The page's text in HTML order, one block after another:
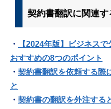
契約書翻訳に関連す
・
【2024年版】ビジネス
おすすめの8つのポイント
・ 契約書翻訳を依頼する際
と
・ 契約書の翻訳を外注する